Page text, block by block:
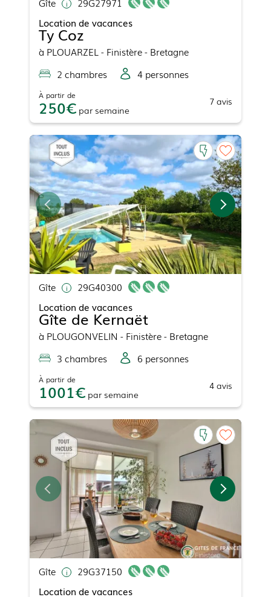
Location de vacances
Ty Coz
à PLOUARZEL - Finistère - Bretagne
2 chambres 4 personnes
À partir de
250 par semaine
7 avis
Gîte
29G40300
Location de vacances
Gîte de Kernaët
à PLOUGONVELIN - Finistère - Bretagne
3 chambres 6 personnes
À partir de
1001 par semaine
4 avis
Gîte
29G37150
Location de vacances